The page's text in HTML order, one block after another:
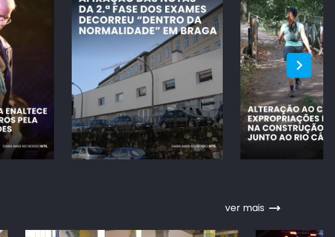
ver mais